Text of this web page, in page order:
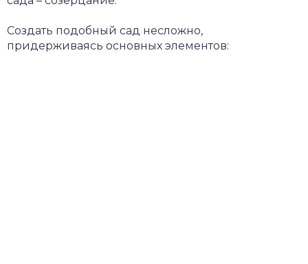
Создать подобный сад несложно,
придерживаясь основных элементов: